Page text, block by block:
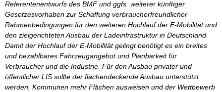
Referentenentwurfs des BMF und ggfs. weiterer künftiger
Gesetzesvorhaben zur Schaffung verbraucherfreundlicher
Rahmenbedingungen für den weiteren Hochlauf der E-Mobilität und
den zielgerichteten Ausbau der Ladeinfrastruktur in Deutschland.
Damit der Hochlauf der E-Mobilität gelingt benötigt es ein breites
und bezahlbares Fahrzeugangebot und Planbarkeit für
Verbraucher und die Industrie. Für den Ausbau privater und
öffentlicher LIS sollte der flächendeckende Ausbau unterstützt
werden, Kommunen mehr Flächen ausweisen und der Wettbewerb